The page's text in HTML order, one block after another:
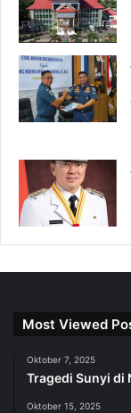
Most Viewed
Oktober 7, 2025
Tragedi Sunyi di
Oktober 15, 2025